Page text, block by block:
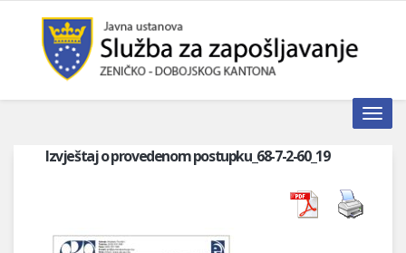
Toggle
Izvještaj o provedenom postupku_68-7-2-60_19